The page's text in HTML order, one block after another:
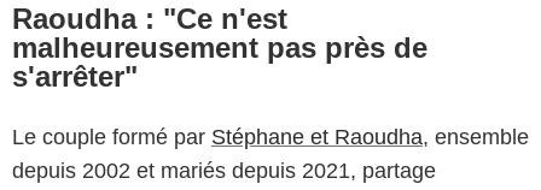
Raoudha : "Ce n'est
malheureusement pas près de
s'arrêter"
Le couple formé par Stéphane et Raoudha, ensemble
depuis 2002 et mariés depuis 2021, partage